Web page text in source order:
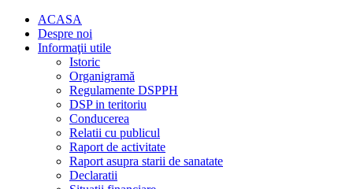
ACASA
Despre noi
Informaţii utile
Istoric
Organigramă
Regulamente DSPPH
DSP in teritoriu
Conducerea
Relatii cu publicul
Raport de activitate
Raport asupra starii de sanatate
Declaratii